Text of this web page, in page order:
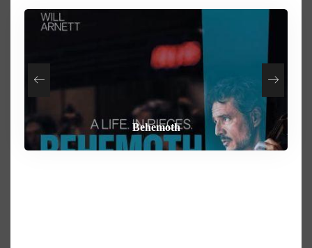
Heart of the Beast
Behemoth
How To Rob A Bank
By Any Means